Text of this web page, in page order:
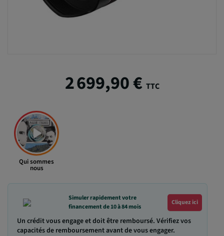
2 699,90 € TTC
Qui sommes
nous
Simuler rapidement votre
financement de 10 à 84 mois
Cliquez ici
Un crédit vous engage et doit être remboursé. Vérifiez vos
capacités de remboursement avant de vous engager.